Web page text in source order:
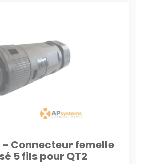
– Connecteur femelle
5 fils pour QT2